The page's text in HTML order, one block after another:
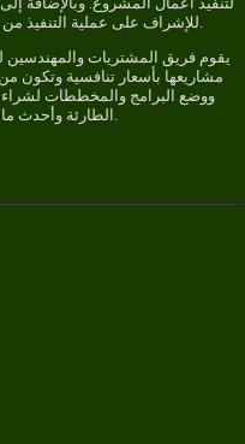
للإشراف على عملية التنفيذ من وقت البدء فيه وحتى تسليمه إلى المالك.
يقوم فريق المشتريات والمهندسين
مشاريعها بأسعار تنافسية وتكون
ووضع البرامج والمخططات لشراء
الطارئة وأحدث ما نزل إلى الأسواق من مواد.